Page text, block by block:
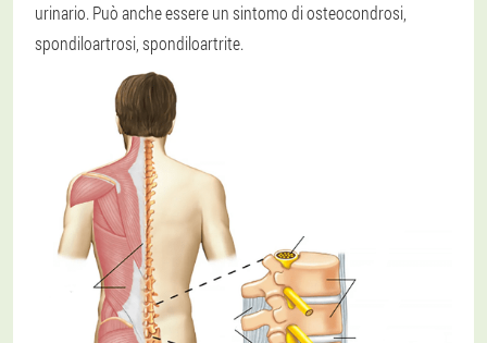
urinario. Può anche essere un sintomo di osteocondrosi,
spondiloartrosi, spondiloartrite.